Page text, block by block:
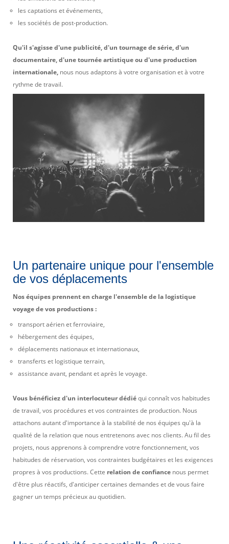
les captations et événements,
les sociétés de post-production.
Qu'il s'agisse d'une publicité, d'un tournage de série, d'un
documentaire, d'une tournée artistique ou d'une production
internationale, nous nous adaptons à votre organisation et à votre
rythme de travail.
Un partenaire unique pour l'ensemble
de vos déplacements
Nos équipes prennent en charge l'ensemble de la logistique
voyage de vos productions :
transport aérien et ferroviaire,
hébergement des équipes,
déplacements nationaux et internationaux,
transferts et logistique terrain,
assistance avant, pendant et après le voyage.
Vous bénéficiez d'un interlocuteur dédiéqui connaît vos habitudes
de travail, vos procédures et vos contraintes de production. Nous
attachons autant d'importance à la stabilité de nos équipes qu'à la
qualité de la relation que nous entretenons avec nos clients. Au fil des
projets, nous apprenons à comprendre votre fonctionnement, vos
habitudes de réservation, vos contraintes budgétaires et les exigences
propres à vos productions. Cette relation de confiance nous permet
d'être plus réactifs, d'anticiper certaines demandes et de vous faire
gagner un temps précieux au quotidien.